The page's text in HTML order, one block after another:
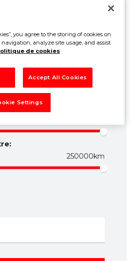
250000km
you agree to the storing of cookies on
analyze site usage, and assist
de cookies
Accept All Cookies
Settings